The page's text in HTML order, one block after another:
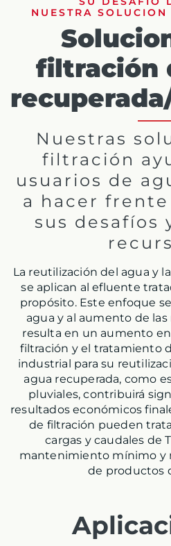
NUESTRA
filtración
Nuestras
filtración
usuarios de
a hacer
sus desafíos
La reutilización del agua y
se aplican al efluente
propósito. Este enfoque
agua y al aumento de
resulta en un aumento
filtración y el tratamiento
industrial para su
agua recuperada, como
pluviales, contribuirá
resultados económicos
de filtración pueden
cargas y caudales de
mantenimiento mínimo y
de productos